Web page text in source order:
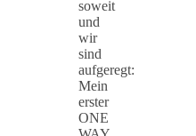
soweit
und
wir
sind
aufgeregt:
Mein
erster
ONE